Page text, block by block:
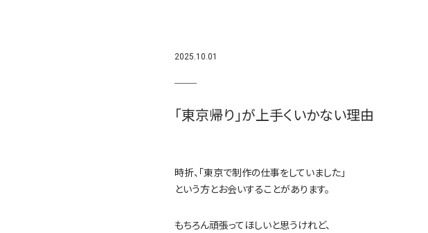
2025.10.01
「東京帰り」が上手くいかない理由
時折、「東京で制作の仕事をしていました」
という方とお会いすることがあります。
もちろん頑張ってほしいと思うけれど、